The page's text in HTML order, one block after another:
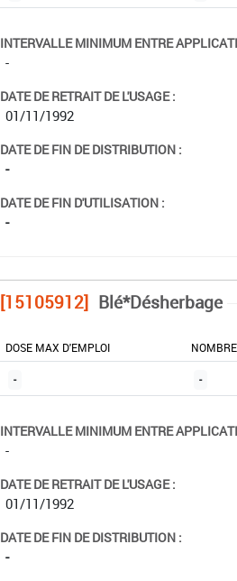
INTERVALLE MINIMUM ENTRE
-
DATE DE RETRAIT DE L'USAGE :
01/11/1992
DATE DE FIN DE DISTRIBUTION :
-
DATE DE FIN D'UTILISATION :
-
[15105912] Blé*Désherbage
DOSE MAX D'EMPLOI
- -
INTERVALLE MINIMUM ENTRE
-
DATE DE RETRAIT DE L'USAGE :
01/11/1992
DATE DE FIN DE DISTRIBUTION :
-